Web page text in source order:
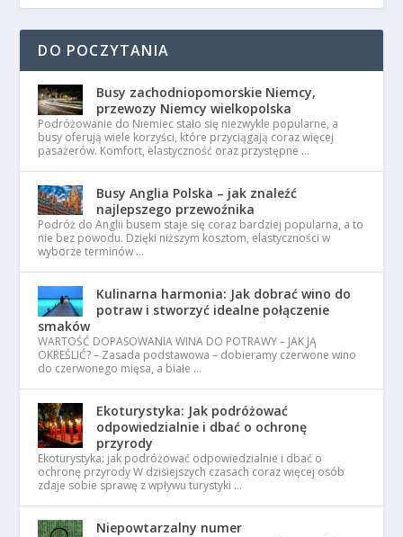
DO POCZYTANIA
Busy zachodniopomorskie Niemcy,
przewozy Niemcy wielkopolska
Podróżowanie do Niemiec stało się niezwykle popularne, a
busy oferują wiele korzyści, które przyciągają coraz więcej
pasażerów. Komfort, elastyczność oraz przystępne …
Busy Anglia Polska – jak znaleźć
najlepszego przewoźnika
Podróż do Anglii busem staje się coraz bardziej popularna, a to
nie bez powodu. Dzięki niższym kosztom, elastyczności w
wyborze terminów …
Kulinarna harmonia: Jak dobrać wino do
potraw i stworzyć idealne połączenie
smaków
WARTOŚĆ DOPASOWANIA WINA DO POTRAWY – JAK JĄ
OKREŚLIĆ? – Zasada podstawowa – dobieramy czerwone wino
do czerwonego mięsa, a białe …
Ekoturystyka: Jak podróżować
odpowiedzialnie i dbać o ochronę
przyrody
Ekoturystyka: jak podróżować odpowiedzialnie i dbać o
ochronę przyrody W dzisiejszych czasach coraz więcej osób
zdaje sobie sprawę z wpływu turystyki …
Niepowtarzalny numer